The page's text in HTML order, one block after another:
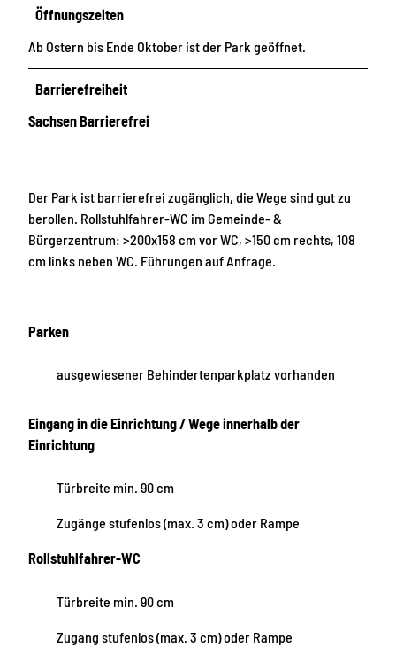
Öffnungszeiten
Ab Ostern bis Ende Oktober ist der Park geöffnet.
Barrierefreiheit
Sachsen Barrierefrei
Der Park ist barrierefrei zugänglich, die Wege sind gut zu
berollen. Rollstuhlfahrer-WC im Gemeinde- &
Bürgerzentrum: >200x158 cm vor WC, >150 cm rechts, 108
cm links neben WC. Führungen auf Anfrage.
Parken
ausgewiesener Behindertenparkplatz vorhanden
Eingang in die Einrichtung / Wege innerhalb der
Einrichtung
Türbreite min. 90 cm
Zugänge stufenlos (max. 3 cm) oder Rampe
Rollstuhlfahrer-WC
Türbreite min. 90 cm
Zugang stufenlos (max. 3 cm) oder Rampe